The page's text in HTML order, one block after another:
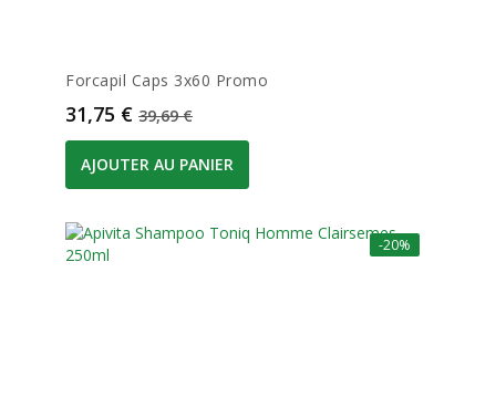
Forcapil Caps 3x60 Promo
Prix
31,75 € Prix de base
39,69 €
AJOUTER AU PANIER
-20%